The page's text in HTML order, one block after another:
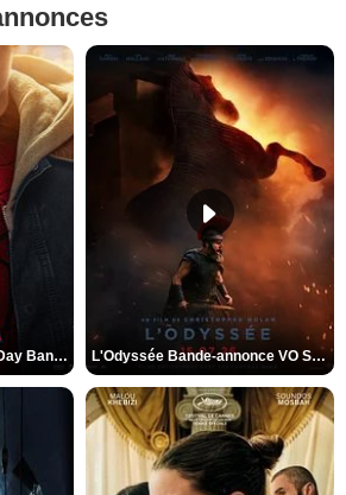
Spider-Man: Brand New Day Bande-annonce VO STFR L'Odyssée Bande-annonce VO STFR